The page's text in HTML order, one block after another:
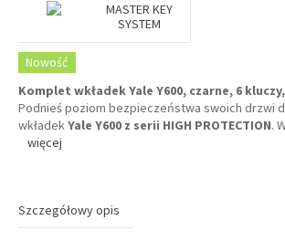
MASTER KEY
SYSTEM
Nowość
Komplet wkładek Yale Y600, czarne, 6
Podnieś poziom bezpieczeństwa swoich drzwi
wkładekYale Y600 z serii HIGH PROTECTION.
więcej
Szczegółowy opis